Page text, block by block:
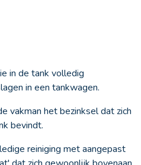
in de tank volledig
in een tankwagen.
vakman het bezinksel dat zich
bevindt.
reiniging met aangepast